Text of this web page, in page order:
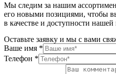
Мы следим за нашим
его новыми позициями, чтобы
в качестве и доступности
Оставьте заявку и мы с вами
Ваше имя *
Телефон *